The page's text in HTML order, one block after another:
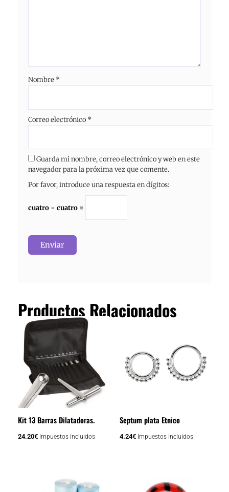
Nombre *
Correo electrónico *
Guarda mi nombre, correo electrónico y web en este
navegador para la próxima vez que comente.
Por favor, introduce una respuesta en dígitos:
cuatro − cuatro =
Productos Relacionados
Kit 13 Barras Dilatadoras.
24.20€ Impuestos incluidos
Septum plata Etnico
4.24€ Impuestos incluidos
precios:
producto